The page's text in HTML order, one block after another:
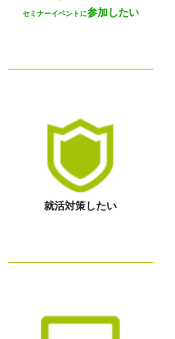
セミナーイベントに参加したい
就活対策したい